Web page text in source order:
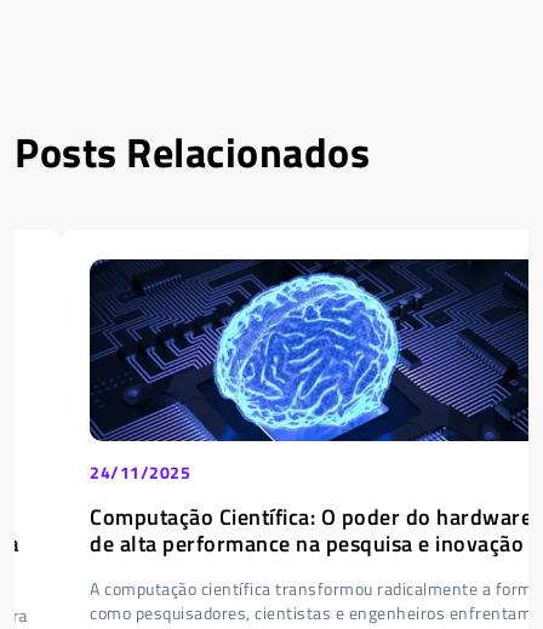
Posts Relacionados
24/11/2025
Computação Científica: O poder do hardware
de alta performance na pesquisa e inovação
A computação científica transformou radicalmente a forma
como pesquisadores, cientistas e engenheiros enfrentam...